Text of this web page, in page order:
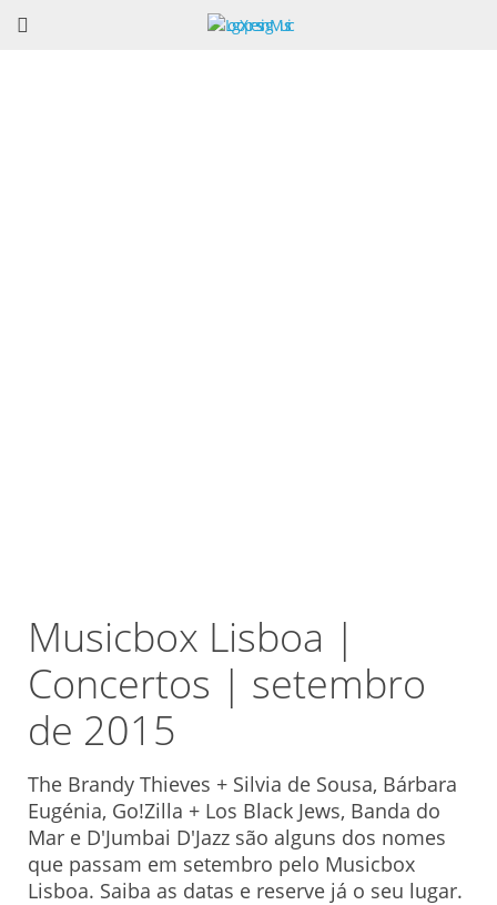
Musicbox Lisboa |
Concertos | setembro
de 2015
The Brandy Thieves + Silvia de Sousa, Bárbara
Eugénia, Go!Zilla + Los Black Jews, Banda do
Mar e D'Jumbai D'Jazz são alguns dos nomes
que passam em setembro pelo Musicbox
Lisboa. Saiba as datas e reserve já o seu lugar.